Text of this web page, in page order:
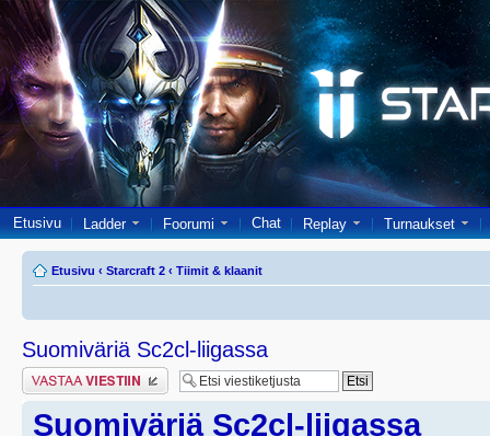
Etusivu Ladder Foorumi Chat Replay Turnaukset
Etusivu ‹ Starcraft 2 ‹ Tiimit & klaanit
Suomiväriä Sc2cl-liigassa
Lähetä vastaus
Suomiväriä Sc2cl-liigassa